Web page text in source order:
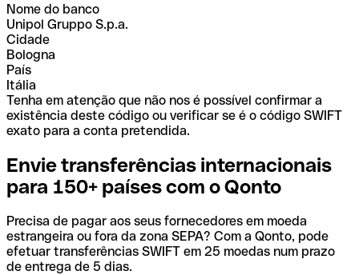
Nome do banco
Unipol Gruppo S.p.a.
Cidade
Bologna
País
Itália
Tenha em atenção que não nos é possível confirmar a
existência deste código ou verificar se é o código SWIFT
exato para a conta pretendida.
Envie transferências internacionais
para 150+ países com o Qonto
Precisa de pagar aos seus fornecedores em moeda
estrangeira ou fora da zona SEPA? Com a Qonto, pode
efetuar transferências SWIFT em 25 moedas num prazo
de entrega de 5 dias.